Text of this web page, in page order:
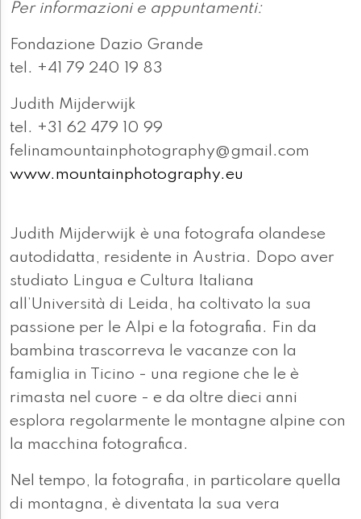
Per informazioni e appuntamenti:
Fondazione Dazio Grande
tel. +41 79 240 19 83
Judith Mijderwijk
tel. +31 62 479 10 99
felinamountainphotography@gmail.com
www.mountainphotography.eu
Judith Mijderwijk è una fotografa olandese
autodidatta, residente in Austria. Dopo aver
studiato Lingua e Cultura Italiana
all’Università di Leida, ha coltivato la sua
passione per le Alpi e la fotografia. Fin da
bambina trascorreva le vacanze con la
famiglia in Ticino - una regione che le è
rimasta nel cuore - e da oltre dieci anni
esplora regolarmente le montagne alpine con
la macchina fotografica.
Nel tempo, la fotografia, in particolare quella
di montagna, è diventata la sua vera